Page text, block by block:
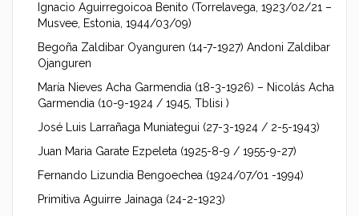
Ignacio Aguirregoicoa Benito (Torrelavega, 1923/02/21 –
Musvee, Estonia, 1944/03/09)
Begoña Zaldibar Oyanguren (14-7-1927) Andoni Zaldibar
Ojanguren
María Nieves Acha Garmendia (18-3-1926) – Nicolás Acha
Garmendia (10-9-1924 / 1945, Tblisi )
José Luis Larrañaga Muniategui (27-3-1924 / 2-5-1943)
Juan Maria Garate Ezpeleta (1925-8-9 / 1955-9-27)
Fernando Lizundia Bengoechea (1924/07/01 -1994)
Primitiva Aguirre Jainaga (24-2-1923)